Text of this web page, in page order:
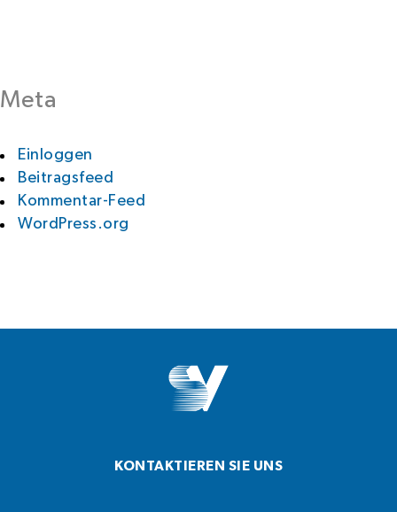
Meta
Einloggen
Beitragsfeed
Kommentar-Feed
WordPress.org
KONTAKTIEREN SIE UNS